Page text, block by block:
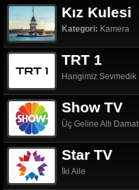
Kız Kulesi
Kategori: Kamera
TRT 1
Hangimiz Sevmedik
Show TV
Üç Geline Altı Damat
Star TV
İki Aile